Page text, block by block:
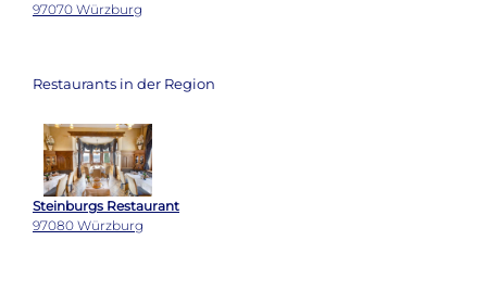
97070 Würzburg
Restaurants in der Region
Steinburgs Restaurant
97080 Würzburg